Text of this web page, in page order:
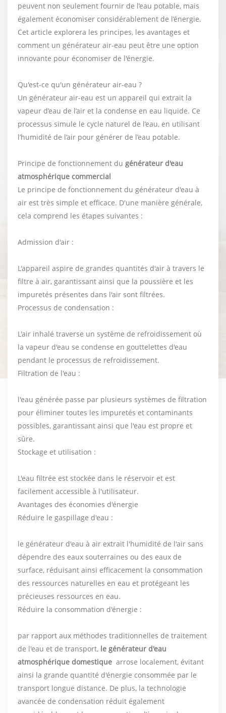
peuvent non seulement fournir de l’eau potable, mais
également économiser considérablement de l’énergie.
Cet article explorera les principes, les avantages et
comment un générateur air-eau peut être une option
innovante pour économiser de l'énergie.
Qu'est-ce qu'un générateur air-eau ?
Un générateur air-eau est un appareil qui extrait la
vapeur d’eau de l’air et la condense en eau liquide. Ce
processus simule le cycle naturel de l’eau, en utilisant
l’humidité de l’air pour générer de l’eau potable.
Principe de fonctionnement du générateur d'eau
atmosphérique commercial
Le principe de fonctionnement du générateur d'eau à
air est très simple et efficace. D'une manière générale,
cela comprend les étapes suivantes :
Admission d'air :
L'appareil aspire de grandes quantités d'air à travers le
filtre à air, garantissant ainsi que la poussière et les
impuretés présentes dans l'air sont filtrées.
Processus de condensation :
L'air inhalé traverse un système de refroidissement où
la vapeur d'eau se condense en gouttelettes d'eau
pendant le processus de refroidissement.
Filtration de l'eau :
l'eau générée passe par plusieurs systèmes de filtration
pour éliminer toutes les impuretés et contaminants
possibles, garantissant ainsi que l'eau est propre et
sûre.
Stockage et utilisation :
L'eau filtrée est stockée dans le réservoir et est
facilement accessible à l'utilisateur.
Avantages des économies d'énergie
Réduire le gaspillage d'eau :
le générateur d'eau à air extrait l'humidité de l'air sans
dépendre des eaux souterraines ou des eaux de
surface, réduisant ainsi efficacement la consommation
des ressources naturelles en eau et protégeant les
précieuses ressources en eau.
Réduire la consommation d'énergie :
par rapport aux méthodes traditionnelles de traitement
de l'eau et de transport, le générateur d'eau
atmosphérique domestique arrose localement, évitant
ainsi la grande quantité d'énergie consommée par le
transport longue distance. De plus, la technologie
avancée de condensation réduit également